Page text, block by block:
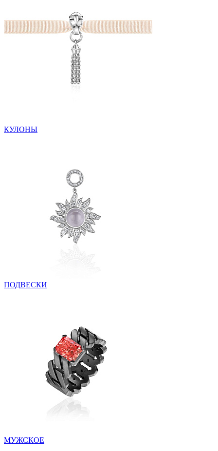
КУЛОНЫ
ПОДВЕСКИ
МУЖСКОЕ